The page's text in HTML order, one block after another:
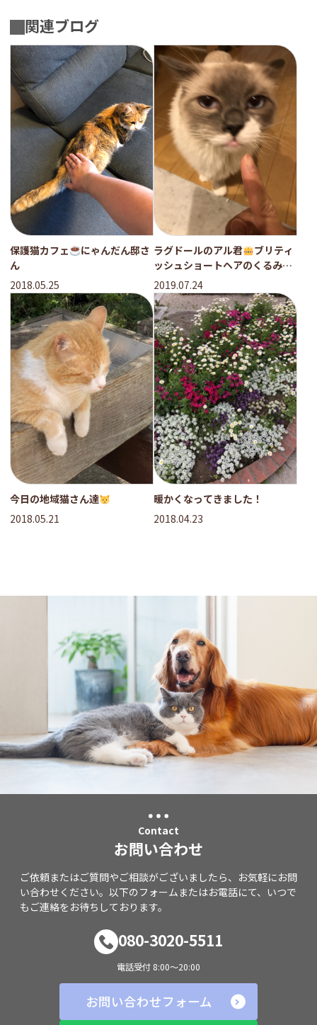
関連ブログ
保護猫カフェ
にゃんだん邸さ
ん
2018.05.25
ラグドールのアル君
ブリティ
ッシュショートヘアのくるみち
ゃん
のお世話の様子
2019.07.24
今日の地域猫さん達
2018.05.21
暖かくなってきました！
2018.04.23
Contact
お問い合わせ
ご依頼またはご質問やご相談がございましたら、お気軽にお問
い合わせください。以下のフォームまたはお電話にて、いつで
もご連絡をお待ちしております。
080-3020-5511
電話受付 8:00～20:00
お問い合わせフォーム